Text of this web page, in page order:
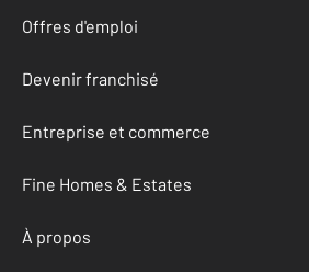
Offres d'emploi
Devenir franchisé
Entreprise et commerce
Fine Homes & Estates
À propos